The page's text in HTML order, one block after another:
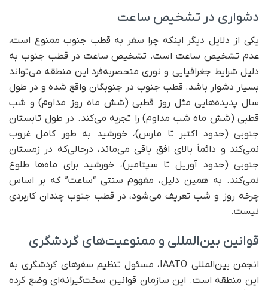
دشواری در تشخیص ساعت
یکی از دلایل دیگر اینکه چرا سفر به قطب جنوب ممنوع است،
عدم تشخیص ساعت است. تشخیص ساعت در قطب جنوب به
دلیل شرایط جغرافیایی و نوری منحصربه‌فرد این منطقه می‌تواند
بسیار دشوار باشد. قطب جنوب در جنوبگان واقع شده و در طول
سال پدیده‌هایی مثل روز قطبی (شش ماه روز مداوم) و شب
قطبی (شش ماه شب مداوم) را تجربه می‌کند. در طول تابستان
جنوبی (حدود اکتبر تا مارس)، خورشید به طور کامل غروب
نمی‌کند و دائماً بالای افق باقی می‌ماند، درحالی‌که در زمستان
جنوبی (حدود آوریل تا سپتامبر)، خورشید برای ماه‌ها طلوع
نمی‌کند. به همین دلیل، مفهوم سنتی “ساعت” که بر اساس
چرخه روز و شب تعریف می‌شود، در قطب جنوب چندان کاربردی
نیست.
قوانین بین‌المللی و ممنوعیت‌های گردشگری
انجمن بین‌المللی IAATO، مسئول تنظیم سفرهای گردشگری به
این منطقه است. این سازمان قوانین سخت‌گیرانه‌ای وضع کرده